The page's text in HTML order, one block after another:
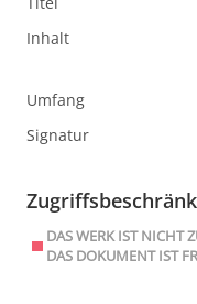
Inhalt
Umfang
Signatur
DAS WERK IST NICHT
DAS DOKUMENT IST